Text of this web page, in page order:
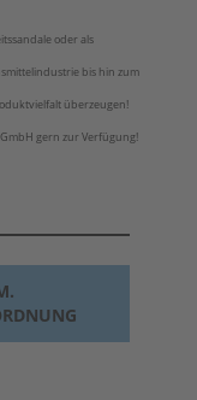
oder als
bis hin zum
überzeugen!
gern zur Verfügung!